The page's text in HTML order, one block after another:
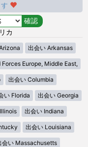
カ
出会い Arkansas
Forces Europe, Middle East,
出会い Columbia
い Florida 出会い Georgia
出会い Indiana
出会い Louisiana
会い Massachusetts